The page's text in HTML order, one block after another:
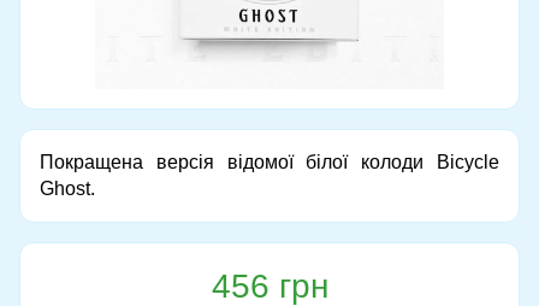
Покращена версія відомої білої колоди Bicycle
Ghost.
456 грн